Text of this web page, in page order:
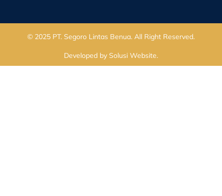
© 2025 PT. Segoro Lintas Benua. All Right Reserved.
Developed by Solusi Website.